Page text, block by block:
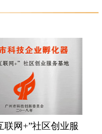
联网+”社区创业服